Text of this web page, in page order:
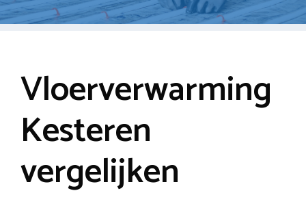
Vloerverwarming
Kesteren
vergelijken